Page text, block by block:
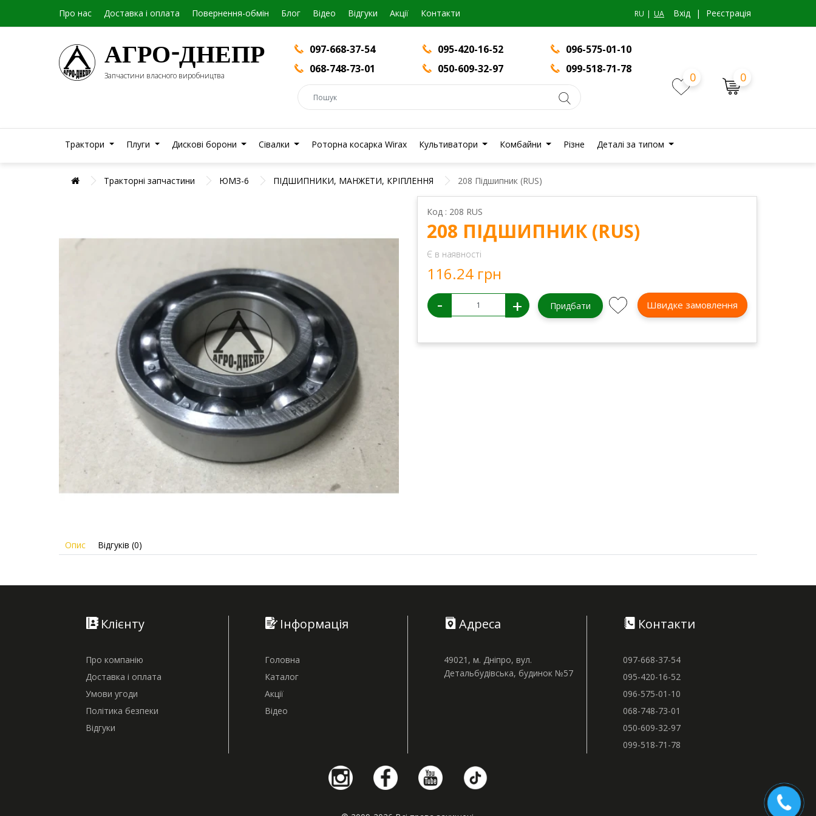
Про нас Доставка і оплата Повернення-обмін Блог Вiдео Відгуки Акції Контакти RU UA Вхiд | Реєстрація
АГРО-ДНЕПР
Запчастини власного виробництва
097-668-37-54 095-420-16-52
096-575-01-10
068-748-73-01
050-609-32-97 099-518-71-78
0 0
Трактори Плуги Дискові борони Сівалки Роторна косарка Wirax Культиватори Комбайни Різне Деталі за типом
Тракторні запчастини ЮМЗ-6 ПІДШИПНИКИ, МАНЖЕТИ, КРІПЛЕННЯ 208 Підшипник (RUS)
Код : 208 RUS
208 ПІДШИПНИК (RUS)
Є в наявності
116.24 грн
- + Придбати Швидке замовлення
Опис Відгуків (0)
Клієнту
Про компанію
Доставка і оплата
Умови угоди
Політика безпеки
Відгуки
Інформація
Головна
Каталог
Акції
Відео
Адреса
49021, м. Дніпро, вул.
Детальбудівська, будинок №57
Контакти
097-668-37-54
095-420-16-52
096-575-01-10
068-748-73-01
050-609-32-97
099-518-71-78